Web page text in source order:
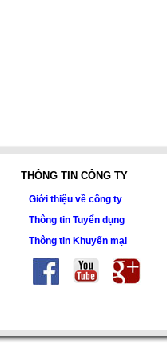
THÔNG TIN CÔNG TY
Giới thiệu về công ty
Thông tin Tuyển dụng
Thông tin Khuyến mại